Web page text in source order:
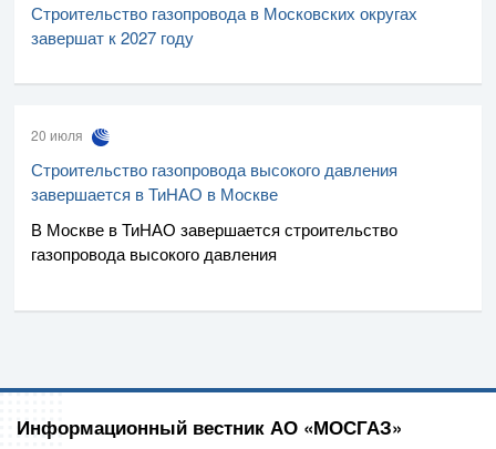
Строительство газопровода в Московских округах
завершат к 2027 году
20 июля
Строительство газопровода высокого давления
завершается в ТиНАО в Москве
В Москве в ТиНАО завершается строительство
газопровода высокого давления
Информационный вестник АО «МОСГАЗ»